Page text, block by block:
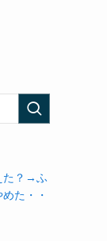
た？→ふ
た・・